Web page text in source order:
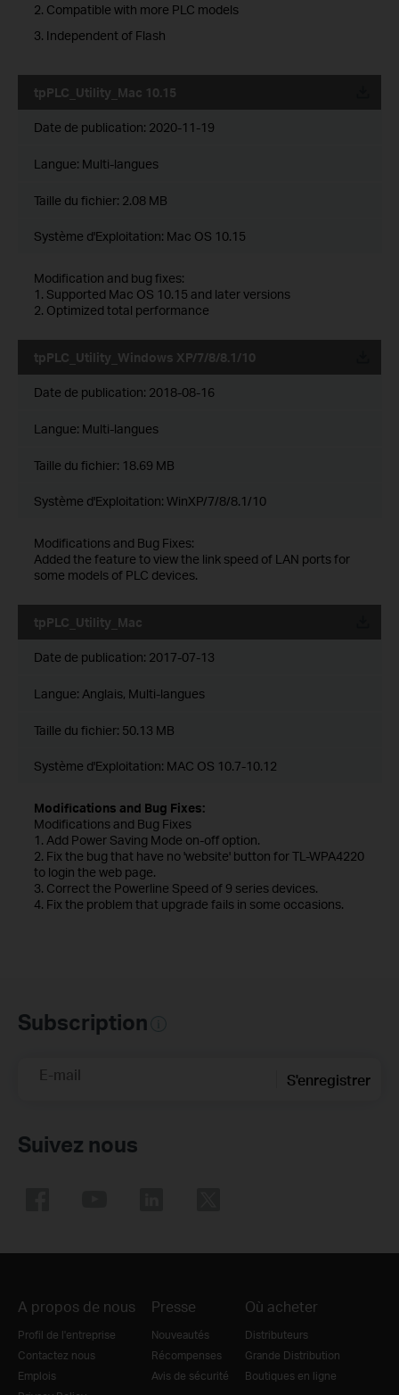
2. Compatible with more PLC models
3. Independent of Flash
tpPLC_Utility_Mac 10.15
Date de publication: 2020-11-19
Langue: Multi-langues
Taille du fichier: 2.08 MB
Système d'Exploitation: Mac OS 10.15
Modification and bug fixes:
1. Supported Mac OS 10.15 and later versions
2. Optimized total performance
tpPLC_Utility_Windows XP/7/8/8.1/10
Date de publication: 2018-08-16
Langue: Multi-langues
Taille du fichier: 18.69 MB
Système d'Exploitation: WinXP/7/8/8.1/10
Modifications and Bug Fixes:
Added the feature to view the link speed of LAN ports for
some models of PLC devices.
tpPLC_Utility_Mac
Date de publication: 2017-07-13
Langue: Anglais, Multi-langues
Taille du fichier: 50.13 MB
Système d'Exploitation: MAC OS 10.7-10.12
Modifications and Bug Fixes:
Modifications and Bug Fixes
1. Add Power Saving Mode on-off option.
2. Fix the bug that have no 'website' button for TL-WPA4220
to login the web page.
3. Correct the Powerline Speed of 9 series devices.
4. Fix the problem that upgrade fails in some occasions.
Subscription
E-mail S'enregistrer
Suivez nous
A propos de nous
Profil de l'entreprise
Contactez nous
Emplois
Presse
Nouveautés
Récompenses
Avis de sécurité
Où acheter
Distributeurs
Grande Distribution
Boutiques en ligne